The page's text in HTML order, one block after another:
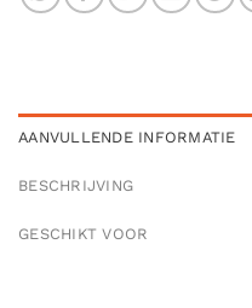
AANVULLENDE INFORMATIE
BESCHRIJVING
GESCHIKT VOOR